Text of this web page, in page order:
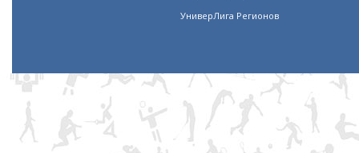
УниверЛига Регионов